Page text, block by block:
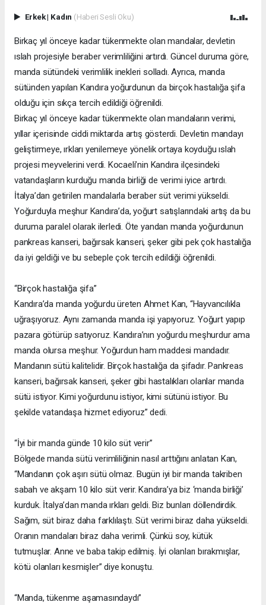
Erkek| Kadın (Haberi Sesli Oku)
Birkaç yıl önceye kadar tükenmekte olan mandalar, devletin
ıslah projesiyle beraber verimliliğini artırdı. Güncel duruma göre,
manda sütündeki verimlilik inekleri solladı. Ayrıca, manda
sütünden yapılan Kandıra yoğurdunun da birçok hastalığa şifa
olduğu için sıkça tercih edildiği öğrenildi.
Birkaç yıl önceye kadar tükenmekte olan mandaların verimi,
yıllar içerisinde ciddi miktarda artış gösterdi. Devletin mandayı
geliştirmeye, ırkları yenilemeye yönelik ortaya koyduğu ıslah
projesi meyvelerini verdi. Kocaeli’nin Kandıra ilçesindeki
vatandaşların kurduğu manda birliği de verimi iyice artırdı.
İtalya’dan getirilen mandalarla beraber süt verimi yükseldi.
Yoğurduyla meşhur Kandıra’da, yoğurt satışlarındaki artış da bu
duruma paralel olarak ilerledi. Öte yandan manda yoğurdunun
pankreas kanseri, bağırsak kanseri, şeker gibi pek çok hastalığa
da iyi geldiği ve bu sebeple çok tercih edildiği öğrenildi.
“Birçok hastalığa şifa”
Kandıra’da manda yoğurdu üreten Ahmet Kan, “Hayvancılıkla
uğraşıyoruz. Aynı zamanda manda işi yapıyoruz. Yoğurt yapıp
pazara götürüp satıyoruz. Kandıra’nın yoğurdu meşhurdur ama
manda olursa meşhur. Yoğurdun ham maddesi mandadır.
Mandanın sütü kalitelidir. Birçok hastalığa da şifadır. Pankreas
kanseri, bağırsak kanseri, şeker gibi hastalıkları olanlar manda
sütü istiyor. Kimi yoğurdunu istiyor, kimi sütünü istiyor. Bu
şekilde vatandaşa hizmet ediyoruz” dedi.
“İyi bir manda günde 10 kilo süt verir”
Bölgede manda sütü verimliliğinin nasıl arttığını anlatan Kan,
“Mandanın çok aşırı sütü olmaz. Bugün iyi bir manda takriben
sabah ve akşam 10 kilo süt verir. Kandıra’ya biz ‘manda birliği’
kurduk. İtalya’dan manda ırkları geldi. Biz bunları döllendirdik.
Sağım, süt biraz daha farklılaştı. Süt verimi biraz daha yükseldi.
Oranın mandaları biraz daha verimli. Çünkü soy, kütük
tutmuşlar. Anne ve baba takip edilmiş. İyi olanları bırakmışlar,
kötü olanları kesmişler” diye konuştu.
“Manda, tükenme aşamasındaydı”